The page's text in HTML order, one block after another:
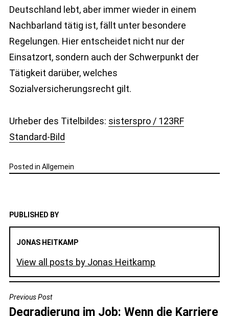
Deutschland lebt, aber immer wieder in einem
Nachbarland tätig ist, fällt unter besondere
Regelungen. Hier entscheidet nicht nur der
Einsatzort, sondern auch der Schwerpunkt der
Tätigkeit darüber, welches
Sozialversicherungsrecht gilt.
Urheber des Titelbildes: sisterspro / 123RF
Standard-Bild
Posted in Allgemein
PUBLISHED BY
JONAS HEITKAMP
View all posts by Jonas Heitkamp
BEITRAGSNAVIGATION
Previous Post
Degradierung im Job: Wenn die Karriere